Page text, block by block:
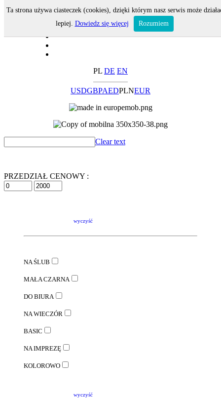
PL DE EN
USDGBPAEDPLNEUR
Clear text
PRZEDZIAŁ CENOWY :
wyczyść
NA ŚLUB
MAŁA CZARNA
DO BIURA
NA WIECZÓR
BASIC
NA IMPREZĘ
KOLOROWO
wyczyść
Ta strona używa ciasteczek (cookies), dzięki którym nasz serwis może
lepiej. Dowiedz się więcej Rozumiem